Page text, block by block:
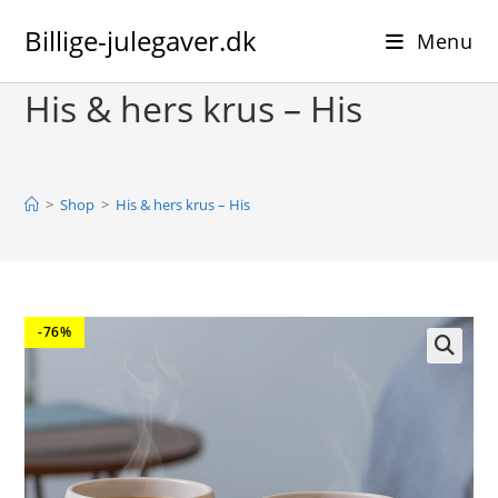
Billige-julegaver.dk Menu
His & hers krus – His
> Shop > His & hers krus – His
-76%